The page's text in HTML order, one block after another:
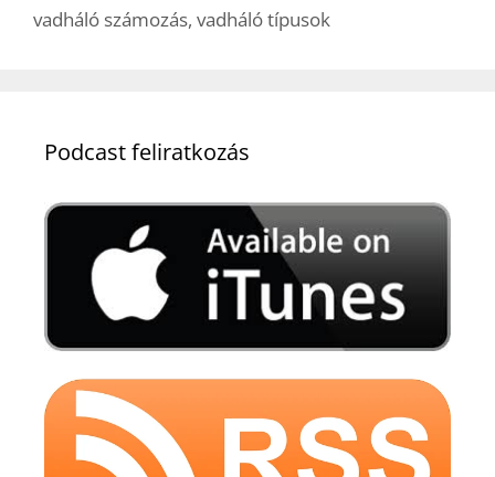
vadháló számozás, vadháló típusok
Podcast feliratkozás